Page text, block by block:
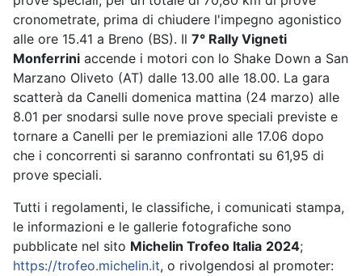
cronometrate, prima di chiudere l'impegno agonistico
alle ore 15.41 a Breno (BS). Il 7° Rally Vigneti
Monferrini accende i motori con lo Shake Down a San
Marzano Oliveto (AT) dalle 13.00 alle 18.00. La gara
scatterà da Canelli domenica mattina (24 marzo) alle
8.01 per snodarsi sulle nove prove speciali previste e
tornare a Canelli per le premiazioni alle 17.06 dopo
che i concorrenti si saranno confrontati su 61,95 di
prove speciali.
Tutti i regolamenti, le classifiche, i comunicati stampa,
le informazioni e le gallerie fotografiche sono
pubblicate nel sito Michelin Trofeo Italia 2024;
https://trofeo.michelin.it, o rivolgendosi al promoter: